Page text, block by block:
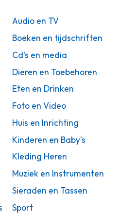
Audio en TV
Boeken en tijdschriften
Cd's en media
Dieren en Toebehoren
Eten en Drinken
Foto en Video
Huis en Inrichting
Kinderen en Baby's
Kleding Heren
Muziek en Instrumenten
Sieraden en Tassen
Sport